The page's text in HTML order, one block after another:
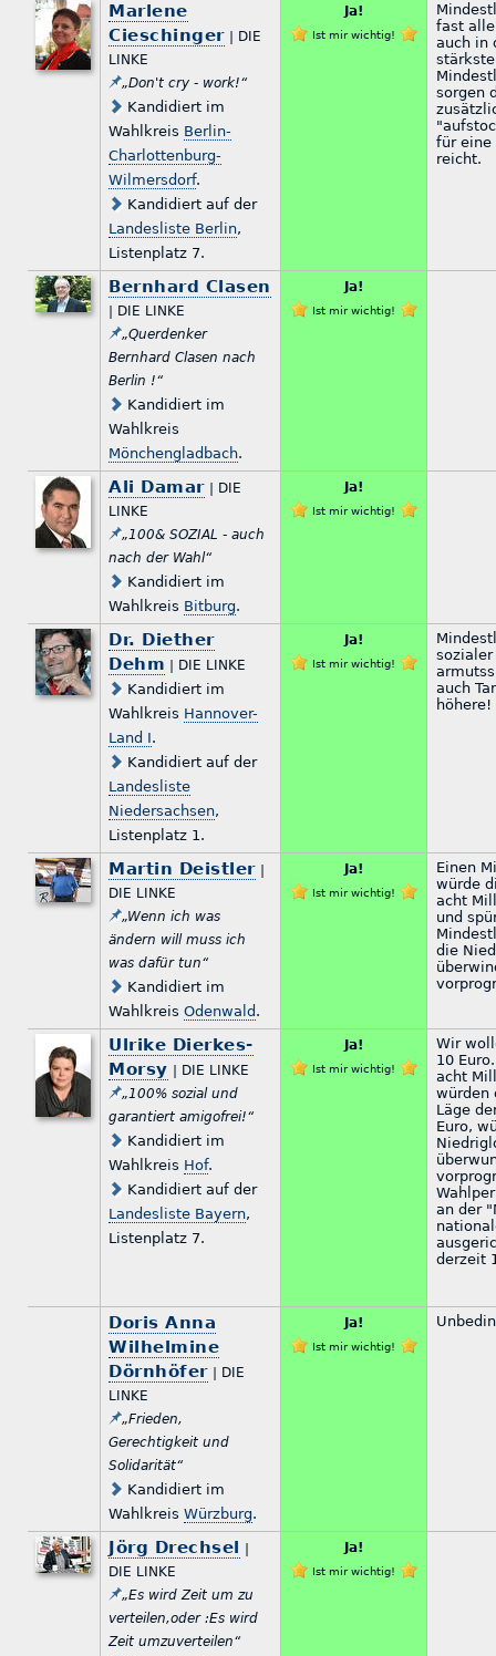
Marlene
Cieschinger| DIE
LINKE
„Don't cry - work!“
Kandidiert im
Wahlkreis Berlin-
Charlottenburg-
Wilmersdorf.
Kandidiert auf der
Landesliste Berlin,
Listenplatz 7.
Ja!
Ist mir wichtig!
fast
auch in
sorgen
für eine
reicht.
Bernhard Clasen
| DIE LINKE
„Querdenker
Bernhard Clasen nach
Berlin !“
Kandidiert im
Wahlkreis
Mönchengladbach.
Ja!
Ist mir wichtig!
Ali Damar| DIE
LINKE
„100& SOZIAL - auch
nach der Wahl“
Kandidiert im
Wahlkreis Bitburg.
Ja!
Ist mir wichtig!
Dr. Diether
Dehm | DIE LINKE
Kandidiert im
Wahlkreis Hannover-
Land I.
Kandidiert auf der
Landesliste
Niedersachsen,
Listenplatz 1.
Ja!
Ist mir wichtig!
auch
höhere!
Martin Deistler|
DIE LINKE
„Wenn ich was
ändern will muss ich
was dafür tun“
Kandidiert im
WahlkreisOdenwald .
Ja!
Ist mir wichtig!
Einen
würde
acht
und
die
Ulrike Dierkes-
Morsy | DIE LINKE
„100% sozial und
garantiert amigofrei!“
Kandidiert im
Wahlkreis Hof.
Kandidiert auf der
Landesliste Bayern,
Listenplatz 7.
Ja!
Ist mir wichtig!
Wir
10
acht
würden
Läge
Euro,
an der
derzeit
Doris Anna
Wilhelmine
Dörnhöfer| DIE
LINKE
„Frieden,
Gerechtigkeit und
Solidarität“
Kandidiert im
WahlkreisWürzburg.
Ja!
Ist mir wichtig!
Jörg Drechsel
DIE LINKE
„Es wird Zeit um zu
verteilen,oder :Es wird
Zeit umzuverteilen“
Ja!
Ist mir wichtig!